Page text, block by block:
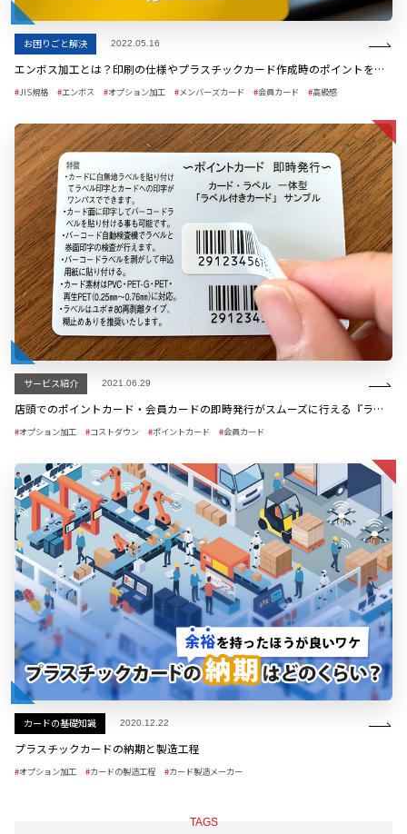
お困りごと解決 2022.05.16
エンボス加工とは？印刷の仕様やプラスチックカード作成時のポイントを解説
JIS規格 エンボス オプション加工 メンバーズカード 会員カード 高級感
サービス紹介 2021.06.29
店頭でのポイントカード・会員カードの即時発行がスムーズに行える『ラベル付きカード』
オプション加工 コストダウン ポイントカード 会員カード
カードの基礎知識 2020.12.22
プラスチックカードの納期と製造工程
オプション加工 カードの製造工程 カード製造メーカー
TAGS